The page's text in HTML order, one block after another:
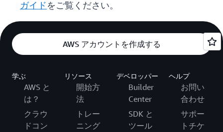
ガイド をご覧ください。
AWS アカウントを作成する
学ぶ
AWS と
は？
クラウ
ドコン
リソース
開始方
法
トレー
ニング
デベロッパー
Builder
Center
SDK と
ツール
ヘルプ
お問い
合わせ
サポー
トチケ